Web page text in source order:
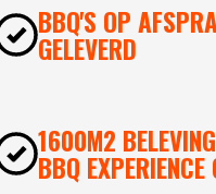
BBQ'S OP
GELEVERD
1600M2
BBQ EXPERIENCE